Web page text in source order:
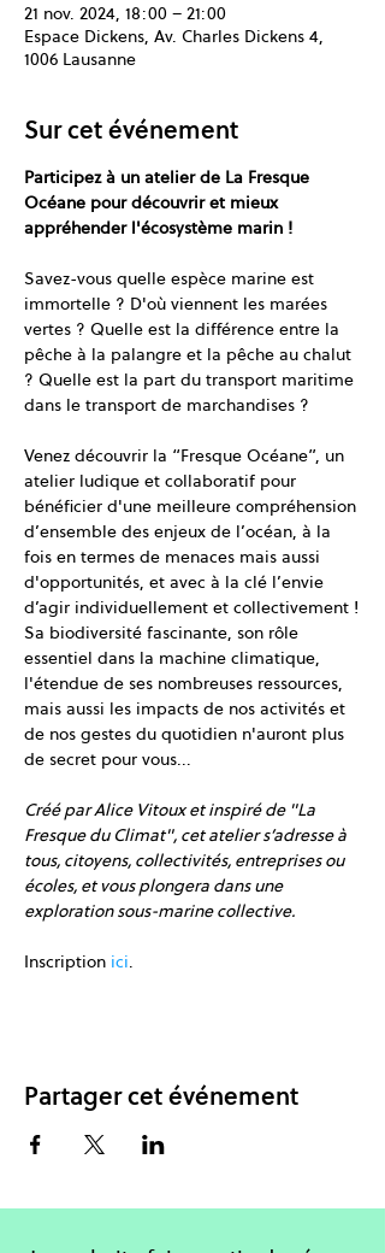
21 nov. 2024, 18:00 – 21:00
Espace Dickens, Av. Charles Dickens 4,
1006 Lausanne
Sur cet événement
Participez à un atelier de La Fresque
Océane pour découvrir et mieux
appréhender l'écosystème marin !
Savez-vous quelle espèce marine est
immortelle ? D'où viennent les marées
vertes ? Quelle est la différence entre la
pêche à la palangre et la pêche au chalut
? Quelle est la part du transport maritime
dans le transport de marchandises ?
Venez découvrir la “Fresque Océane”, un
atelier ludique et collaboratif pour
bénéficier d'une meilleure compréhension
d’ensemble des enjeux de l’océan, à la
fois en termes de menaces mais aussi
d'opportunités, et avec à la clé l’envie
d’agir individuellement et collectivement !
Sa biodiversité fascinante, son rôle
essentiel dans la machine climatique,
l'étendue de ses nombreuses ressources,
mais aussi les impacts de nos activités et
de nos gestes du quotidien n'auront plus
de secret pour vous...
Créé par Alice Vitoux et inspiré de "La
Fresque du Climat", cet atelier s’adresse à
tous, citoyens, collectivités, entreprises ou
écoles, et vous plongera dans une
exploration sous-marine collective.
Inscription ici.
Partager cet événement